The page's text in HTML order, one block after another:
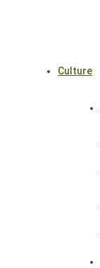
Culture